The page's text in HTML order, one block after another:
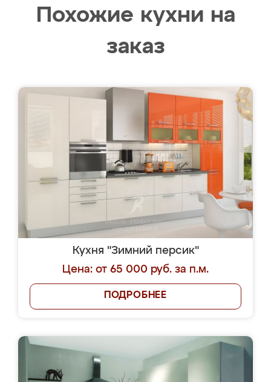
Похожие кухни на
заказ
Кухня "Зимний персик"
Цена: от 65 000 руб. за п.м.
ПОДРОБНЕЕ